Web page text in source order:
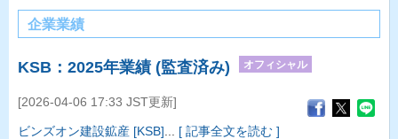
企業業績
KSB：2025年業績 (監査済み) オフィシャル
[2026-04-06 17:33 JST更新]
ビンズオン建設鉱産 [KSB] [ 記事全文を読む ]